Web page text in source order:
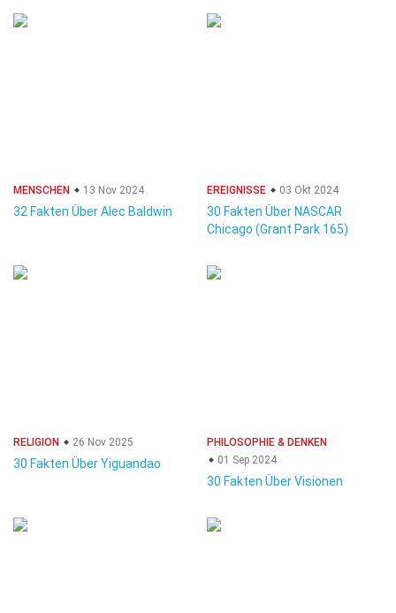
MENSCHEN 13 Nov 2024
32 Fakten Über Alec Baldwin
EREIGNISSE 03 Okt 2024
30 Fakten Über NASCAR
Chicago (Grant Park 165)
RELIGION 26 Nov 2025
30 Fakten Über Yiguandao
PHILOSOPHIE & DENKEN
01 Sep 2024
30 Fakten Über Visionen